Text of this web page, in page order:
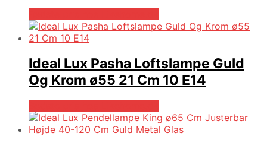
Ideal Lux Pasha Loftslampe Guld
Og Krom ø55 21 Cm 10 E14